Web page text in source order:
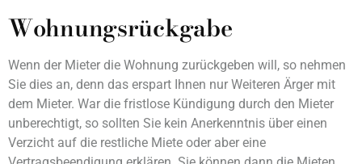
Wohnungsrückgabe
Wenn der Mieter die Wohnung zurückgeben will, so nehmen
Sie dies an, denn das erspart Ihnen nur Weiteren Ärger mit
dem Mieter. War die fristlose Kündigung durch den Mieter
unberechtigt, so sollten Sie kein Anerkenntnis über einen
Verzicht auf die restliche Miete oder aber eine